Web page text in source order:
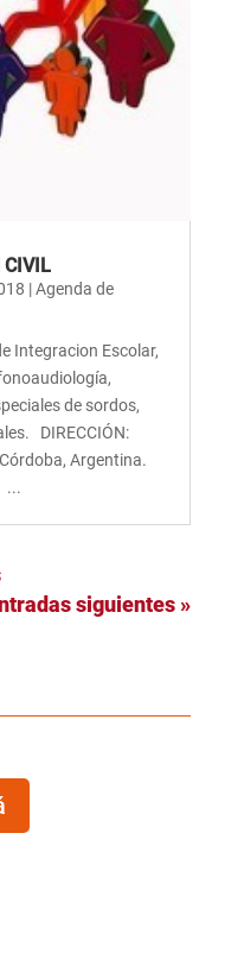
CIVIL
|Agenda de
Integracion Escolar,
de sordos,
DIRECCIÓN:
Argentina.
...
siguientes »